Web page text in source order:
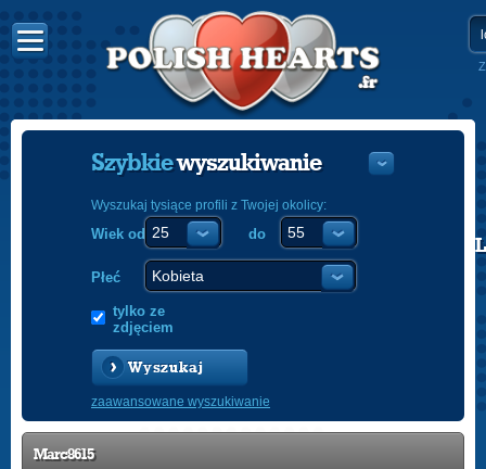
POLISH
Szybkiewyszukiwanie
Wyszukaj tysiące profili z Twojej okolicy:
Wiek od do
Płeć
tylko ze
zdjęciem
Wyszukaj
zaawansowane wyszukiwanie
Marc8615